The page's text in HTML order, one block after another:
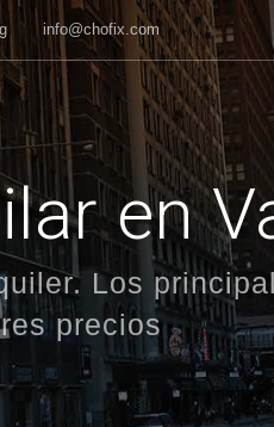
info@chofix.com
en
Los
precios